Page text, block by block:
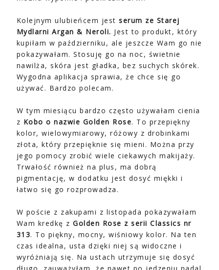
Kolejnym ulubieńcem jestserum ze Starej
Mydlarni Argan & Neroli. Jest to produkt, który
kupiłam w październiku, ale jeszcze Wam go nie
pokazywałam. Stosuję go na noc, świetnie
nawilża, skóra jest gładka, bez suchych skórek.
Wygodna aplikacja sprawia, że chce się go
używać. Bardzo polecam.
W tym miesiącu bardzo często używałam cienia
z Kobo o nazwie Golden Rose. To przepiękny
kolor, wielowymiarowy, różowy z drobinkami
złota, który przepięknie się mieni. Można przy
jego pomocy zrobić wiele ciekawych makijaży.
Trwałość również na plus, ma dobrą
pigmentację, w dodatku jest dosyć miękki i
łatwo się go rozprowadza.
W poście z zakupami z listopada pokazywałam
Wam kredkę zGolden Rose z serii Classics nr
313. To piękny, mocny, wiśniowy kolor. Na ten
czas idealna, usta dzięki niej są widoczne i
wyróżniają się. Na ustach utrzymuje się dosyć